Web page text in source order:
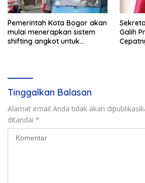
Pemerintah Kota Bogor akan
mulai menerapkan sistem
shifting angkot untuk
Galih
Tinggalkan Balasan
Alamat email Anda tidak akan
ditandai *